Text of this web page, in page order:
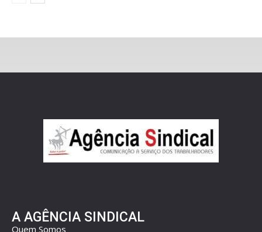
A AGÊNCIA SINDICAL
Quem Somos